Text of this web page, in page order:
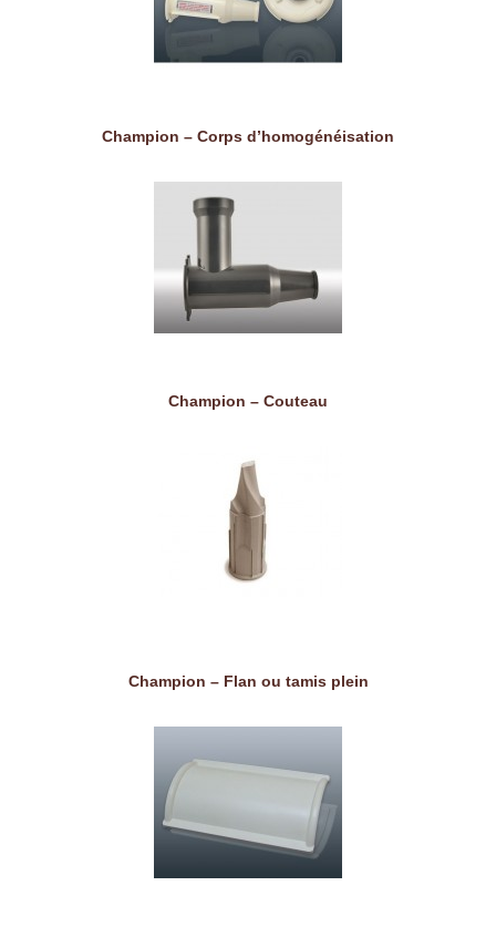
Champion – Corps d’homogénéisation
Champion – Couteau
Champion – Flan ou tamis plein